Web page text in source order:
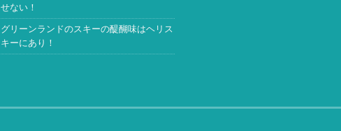
せない！
グリーンランドのスキーの醍醐味はヘリス
キーにあり！